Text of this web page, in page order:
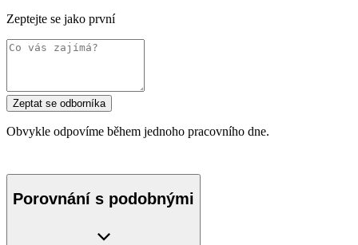
Zeptejte se jako první
Zeptat se odborníka
Obvykle odpovíme během jednoho pracovního dne.
Porovnání s podobnými